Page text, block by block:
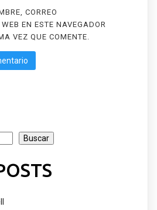
CORREO
EN ESTE NAVEGADOR
VEZ QUE COMENTE.
Buscar